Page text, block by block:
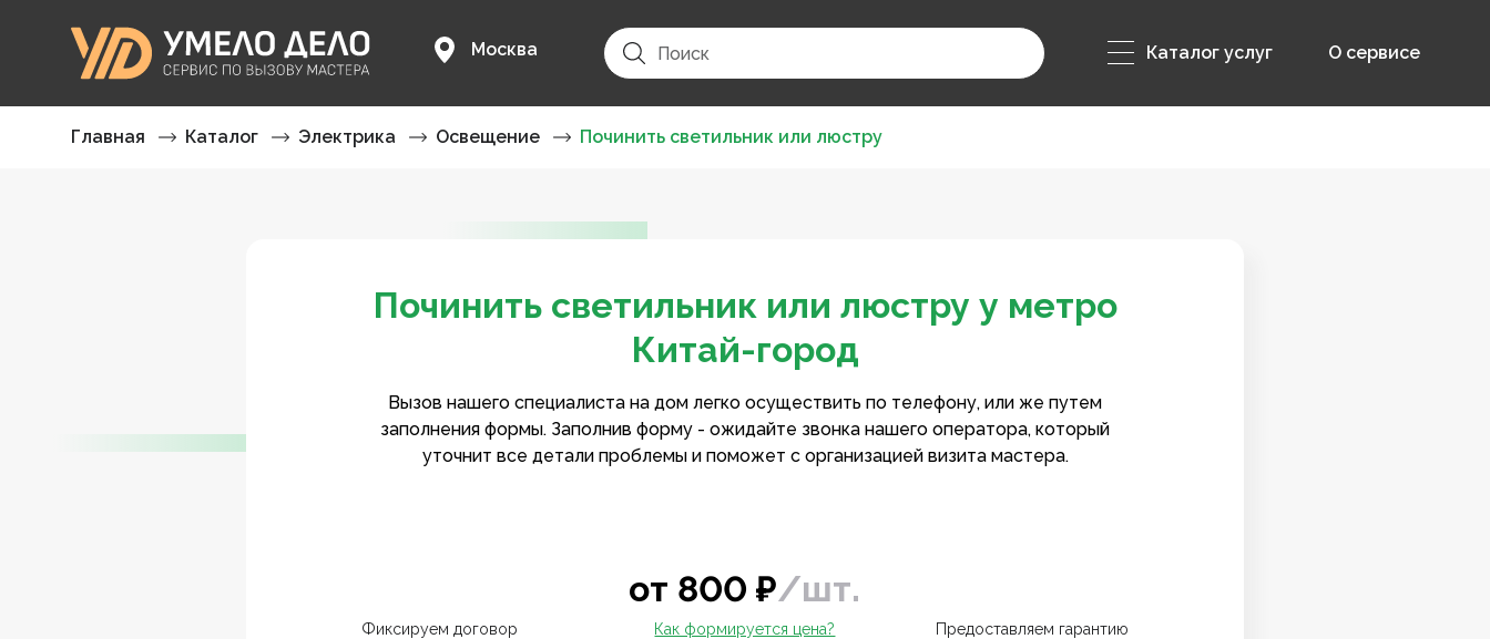
Москва Каталог услуг О сервисе
Главная Каталог Электрика Освещение Починить светильник или люстру
Починить светильник или люстру у метро
Китай-город
Вызов нашего специалиста на дом легко осуществить по телефону, или же путем
заполнения формы. Заполнив форму - ожидайте звонка нашего оператора, который
уточнит все детали проблемы и поможет с организацией визита мастера.
от 800 ₽/шт.
Фиксируем договор Как формируется цена? Предоставляем гарантию